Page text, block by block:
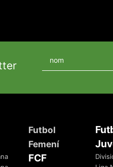
Futbol
Femení
FCF